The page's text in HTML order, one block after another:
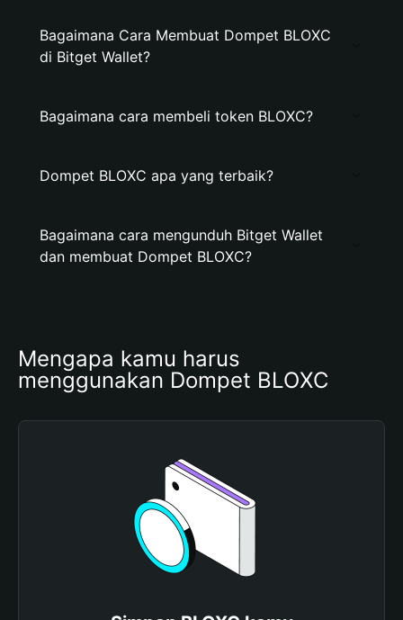
Bagaimana Cara Membuat Dompet BLOXC
di Bitget Wallet?
Bagaimana cara membeli token BLOXC?
Dompet BLOXC apa yang terbaik?
Bagaimana cara mengunduh Bitget Wallet
dan membuat Dompet BLOXC?
Mengapa kamu harus
menggunakan Dompet BLOXC